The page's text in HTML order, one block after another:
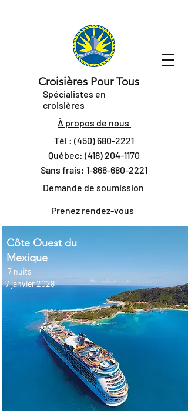
Croisières Pour Tous
Spécialistes en
croisières
À propos de nous
Tél : (450) 680-2221
Québec: (418) 204-1170
Sans frais: 1-866-680-2221
Demande de soumission
Prenez rendez-vous
Côte Ouest du
Mexique
7 nuits
7 janvier 2028